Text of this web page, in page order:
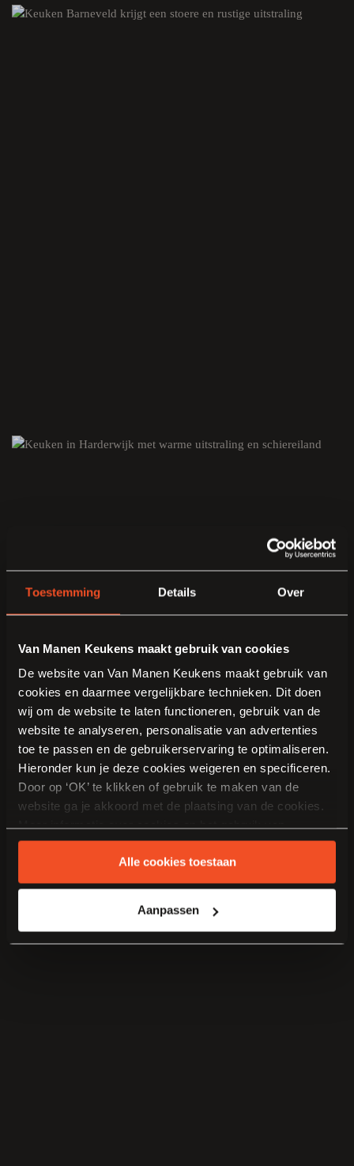
Toestemming Details Over
Van Manen Keukens maakt gebruik van cookies
De website van Van Manen Keukens maakt gebruik van
cookies en daarmee vergelijkbare technieken. Dit doen
wij om de website te laten functioneren, gebruik van de
website te analyseren, personalisatie van advertenties
toe te passen en de gebruikerservaring te optimaliseren.
Hieronder kun je deze cookies weigeren en specificeren.
Door op ‘OK’ te klikken of gebruik te maken van de
website ga je akkoord met de plaatsing van de cookies.
Meer informatie over cookies en het gebruik van
persoonsgegevens door Van Manen Keukens vind je
Alle cookies toestaan
Aanpassen